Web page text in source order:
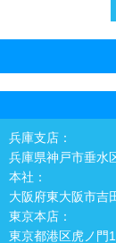
兵庫支店：
兵庫県神戸市垂水
本社：
大阪府東大阪市吉
東京本店：
東京都港区虎ノ門